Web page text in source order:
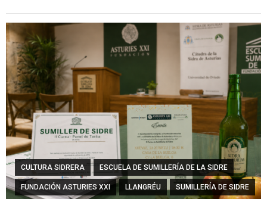
CULTURA SIDRERA ESCUELA DE SUMILLERÍA DE LA SIDRE
FUNDACIÓN ASTURIES XXI LLANGRÉU SUMILLERÍA DE SIDRE